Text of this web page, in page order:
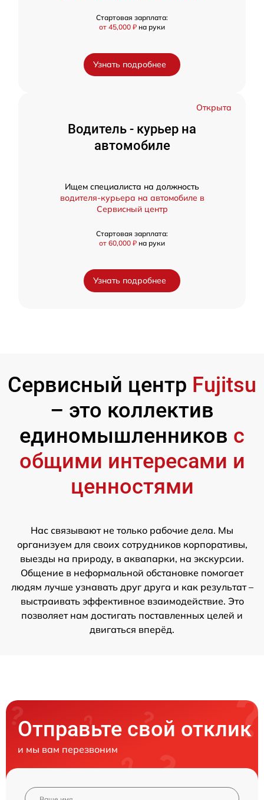
Стартовая зарплата:
от 45,000 ₽ на руки
Узнать подробнее
Открыта
Водитель - курьер на
автомобиле
Ищем специалиста на должность
водителя-курьера на автомобиле в
Сервисный центр
Стартовая зарплата:
от 60,000 ₽ на руки
Узнать подробнее
Сервисный центр Fujitsu
– это коллектив
единомышленников с
общими интересами и
ценностями
Нас связывают не только рабочие дела. Мы
организуем для своих сотрудников корпоративы,
выезды на природу, в аквапарки, на экскурсии.
Общение в неформальной обстановке помогает
людям лучше узнавать друг друга и как результат –
выстраивать эффективное взаимодействие. Это
позволяет нам достигать поставленных целей и
двигаться вперёд.
Отправьте свой отклик
и мы вам перезвоним